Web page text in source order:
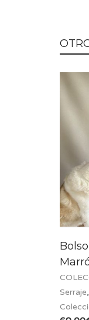
Serraje,